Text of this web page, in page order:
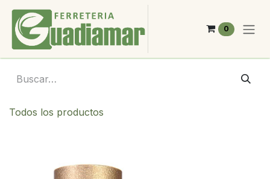
Ir al contenido
0
Todos los productos